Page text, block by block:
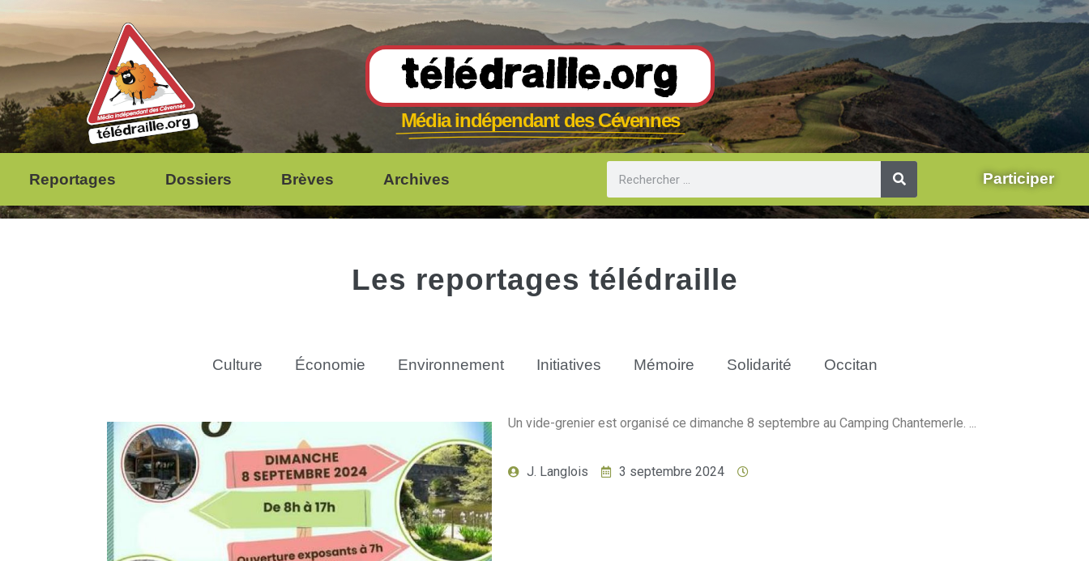
Télédraille.org
Média indépendant des Cévennes
Reportages Dossiers Brèves Archives Participer
Les reportages télédraille
Culture Économie Environnement Initiatives Mémoire Solidarité Occitan
Un vide-grenier est organisé ce dimanche 8 septembre au Camping Chantemerle. ...
J. Langlois 3 septembre 2024